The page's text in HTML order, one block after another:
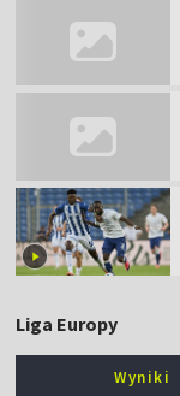
Liga Europy
Wyniki